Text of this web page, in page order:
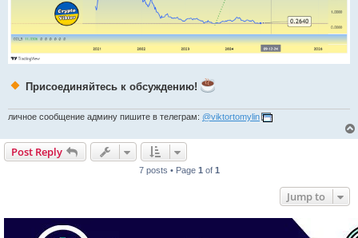
Присоединяйтесь к обсуждению!
личное сообщение админу пишите в телеграм: @viktortomylin
Post Reply
7 posts • Page 1 of 1
Jump to